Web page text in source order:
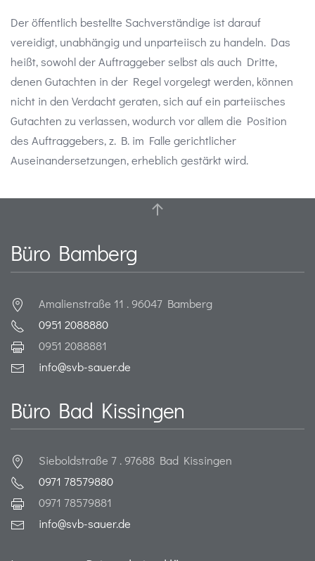
Der öffentlich bestellte Sachverständige ist darauf
vereidigt, unabhängig und unparteiisch zu handeln. Das
heißt, sowohl der Auftraggeber selbst als auch Dritte,
denen Gutachten in der Regel vorgelegt werden, können
nicht in den Verdacht geraten, sich auf ein parteiisches
Gutachten zu verlassen, wodurch vor allem die Position
des Auftraggebers, z. B. im Falle gerichtlicher
Auseinandersetzungen, erheblich gestärkt wird.
Büro Bamberg
Amalienstraße 11 . 96047 Bamberg
0951 2088880
0951 2088881
info@svb-sauer.de
Büro Bad Kissingen
Sieboldstraße 7 . 97688 Bad Kissingen
0971 78579880
0971 78579881
info@svb-sauer.de